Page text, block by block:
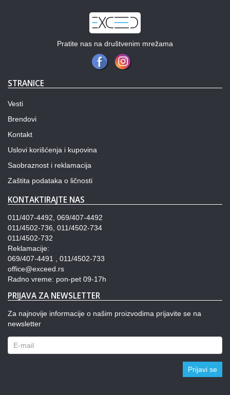
Pratite nas na društvenim mrežama
STRANICE
Vesti
Brendovi
Kontakt
Uslovi korišćenja i kupovina
Saobraznost i reklamacija
Zaštita podataka o ličnosti
KONTAKTIRAJTE NAS
011/407-4492, 069/407-4492
011/4502-736, 011/4502-734
011/4502-732
Reklamacije:
069/407-4491 , 011/4502-733
office@exceed.rs
Radno vreme: pon-pet 09-17h
PRIJAVA ZA NEWSLETTER
Za najnovije informacije o našim proizvodima prijavite se na
newsletter
Prijavi se